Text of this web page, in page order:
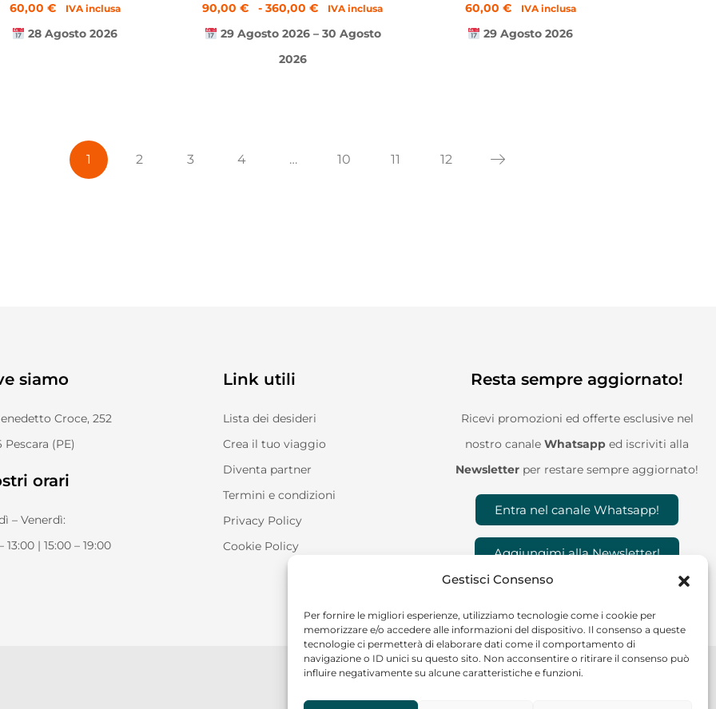
Gestisci Consenso
Per fornire le migliori esperienze, utilizziamo tecnologie come i cookie per
memorizzare e/o accedere alle informazioni del dispositivo. Il consenso a queste
tecnologie ci permetterà di elaborare dati come il comportamento di
navigazione o ID unici su questo sito. Non acconsentire o ritirare il consenso può
influire negativamente su alcune caratteristiche e funzioni.
60,00 € IVA inclusa
28 Agosto 2026
90,00€ - 360,00€ IVA inclusa
29 Agosto 2026 – 30 Agosto
2026
60,00 € IVA inclusa
29 Agosto 2026
1 2 3 4 … 10 11 12
siamo
Croce, 252
Pescara (PE)
orari
– Venerdì:
13:00 | 15:00 – 19:00
Link utili
Lista dei desideri
Crea il tuo viaggio
Diventa partner
Termini e condizioni
Privacy Policy
Cookie Policy
Resta sempre aggiornato!
Ricevi promozioni ed offerte esclusive nel
nostro canaleWhatsapp ed iscriviti alla
Newsletter per restare sempre aggiornato!
Entra nel canale Whatsapp!
Aggiungimi alla Newsletter!